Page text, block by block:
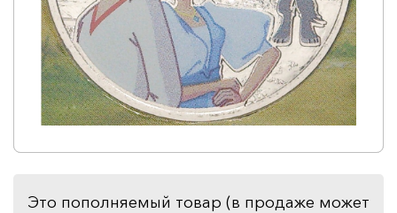
Это пополняемый товар (в продаже может